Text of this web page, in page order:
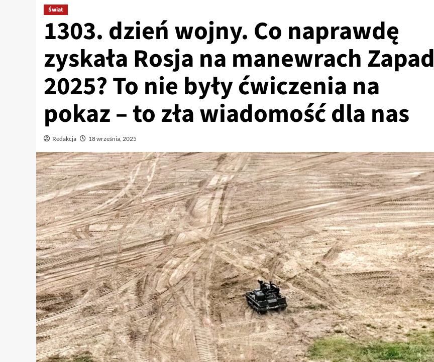
Świat
1303. dzień wojny. Co naprawdę
zyskała Rosja na manewrach Zapad
2025? To nie były ćwiczenia na
pokaz – to zła wiadomość dla nas
Redakcja 18 września, 2025